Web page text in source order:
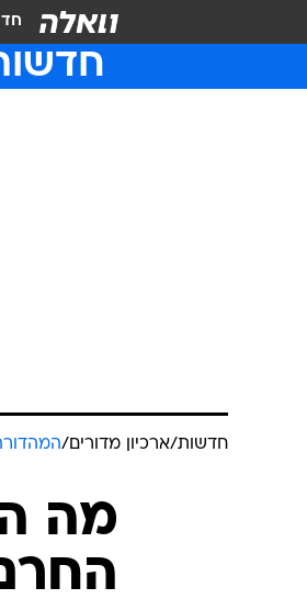
חדשות/ארכיון מדורים/
מה